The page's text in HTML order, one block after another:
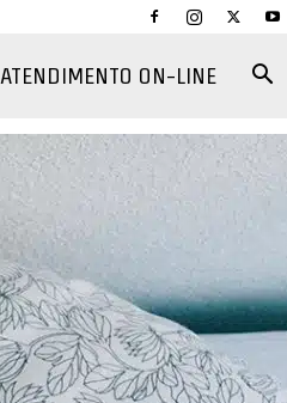
ATENDIMENTO ON-LINE